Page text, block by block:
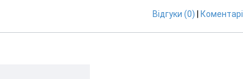
Відгуки (0) Коментарі